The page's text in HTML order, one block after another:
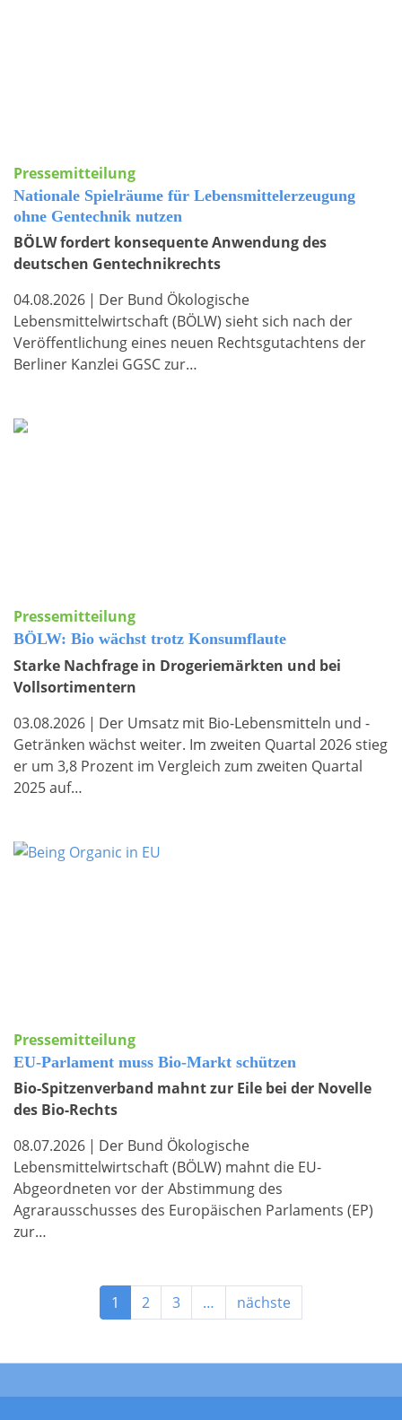
Pressemitteilung
Nationale Spielräume für Lebensmittelerzeugung
ohne Gentechnik nutzen
BÖLW fordert konsequente Anwendung des
deutschen Gentechnikrechts
04.08.2026 | Der Bund Ökologische
Lebensmittelwirtschaft (BÖLW) sieht sich nach der
Veröffentlichung eines neuen Rechtsgutachtens der
Berliner Kanzlei GGSC zur…
Pressemitteilung
BÖLW: Bio wächst trotz Konsumflaute
Starke Nachfrage in Drogeriemärkten und bei
Vollsortimentern
03.08.2026 | Der Umsatz mit Bio-Lebensmitteln und -
Getränken wächst weiter. Im zweiten Quartal 2026 stieg
er um 3,8 Prozent im Vergleich zum zweiten Quartal
2025 auf…
Pressemitteilung
EU-Parlament muss Bio-Markt schützen
Bio-Spitzenverband mahnt zur Eile bei der Novelle
des Bio-Rechts
08.07.2026 | Der Bund Ökologische
Lebensmittelwirtschaft (BÖLW) mahnt die EU-
Abgeordneten vor der Abstimmung des
Agrarausschusses des Europäischen Parlaments (EP)
zur…
1 2 3 … nächste